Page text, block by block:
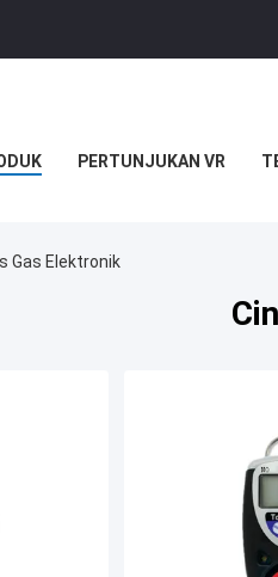
PERTUNJUKAN VR
Gas Elektronik